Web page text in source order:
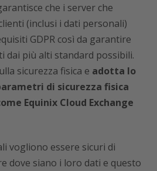
che i server che
(inclusi i dati personali)
GDPR così da garantire
dai più alti standard possibili.
sicurezza fisica e adotta lo
di sicurezza fisica
Equinix Cloud Exchange
vogliono essere sicuri di
dove siano i loro dati e questo